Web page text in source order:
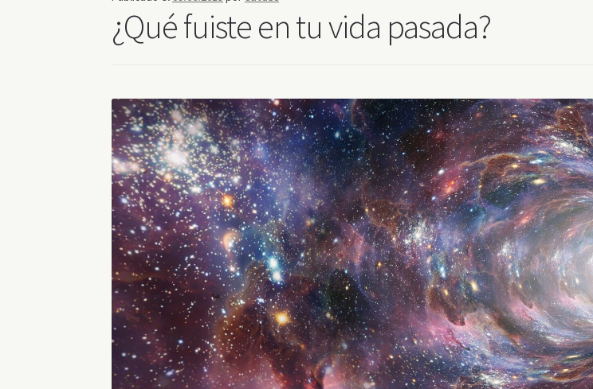
¿Qué fuiste en tu vida pasada?